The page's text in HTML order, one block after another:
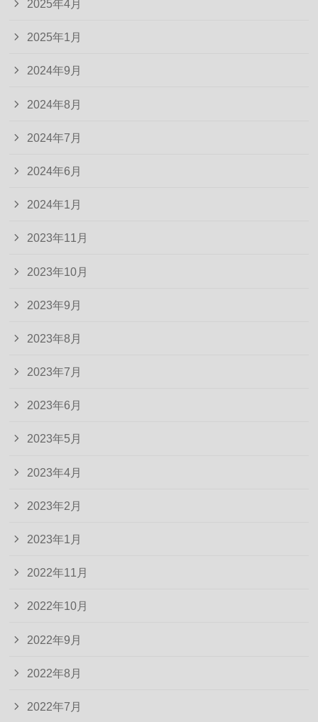
2025年4月
2025年1月
2024年9月
2024年8月
2024年7月
2024年6月
2024年1月
2023年11月
2023年10月
2023年9月
2023年8月
2023年7月
2023年6月
2023年5月
2023年4月
2023年2月
2023年1月
2022年11月
2022年10月
2022年9月
2022年8月
2022年7月